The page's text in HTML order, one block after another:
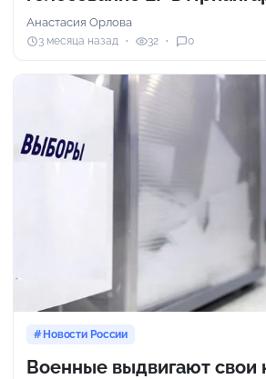
Анастасия Орлова
3 месяца назад 32 0
Новости России
Военные выдвигают свои